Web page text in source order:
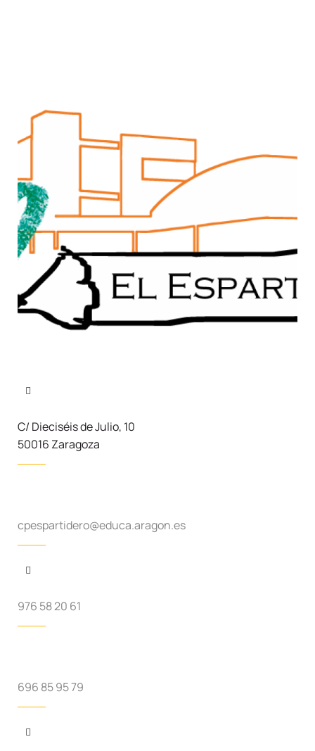
C/ Dieciséis de Julio, 10
50016 Zaragoza
cpespartidero@educa.aragon.es
976 58 20 61
696 85 95 79